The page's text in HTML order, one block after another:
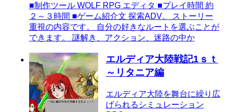
■制作ツール WOLF RPG エディタ ■プレイ時間 約
２～３時間 ■ゲーム紹介文 探索ADV。 ストーリー
重視の内容です。 自分の好きなルートを選ぶことが
できます。 謎解き、アクション、迷路の中か
エルディア大陸戦記1ｓｔ
～リタニア編
エルディア大陸を舞台に繰り広
げられるシミュレーション